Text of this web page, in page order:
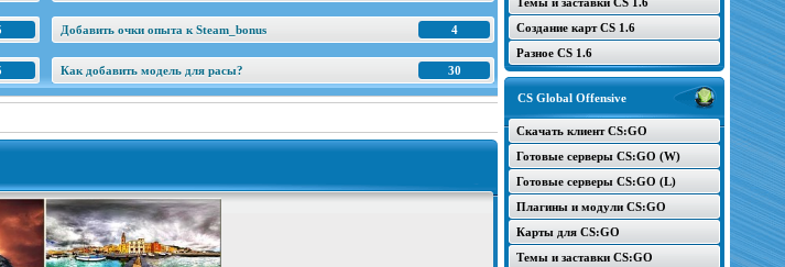
Создание карт CS 1.6
Разное CS 1.6
CS Global Offensive
Скачать клиент CS:GO
Готовые серверы CS:GO (W)
Готовые серверы CS:GO (L)
Плагины и модули CS:GO
Карты для CS:GO
Темы и заставки CS:GO
4
Добавить очки опыта к Steam_bonus
30
Как добавить модель для расы?